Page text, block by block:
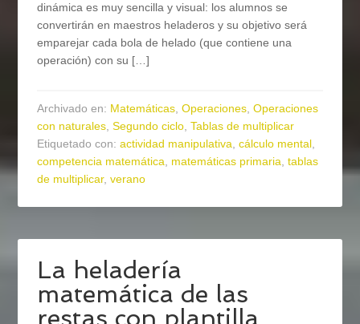
dinámica es muy sencilla y visual: los alumnos se
convertirán en maestros heladeros y su objetivo será
emparejar cada bola de helado (que contiene una
operación) con su […]
Archivado en: Matemáticas,Operaciones,Operaciones
con naturales,Segundo ciclo,Tablas de multiplicar
Etiquetado con:actividad manipulativa,cálculo mental,
competencia matemática, matemáticas primaria,tablas
de multiplicar,verano
La heladería
matemática de las
restas con plantilla